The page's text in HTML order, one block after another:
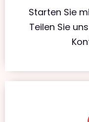
Starten Sie
Teilen Sie